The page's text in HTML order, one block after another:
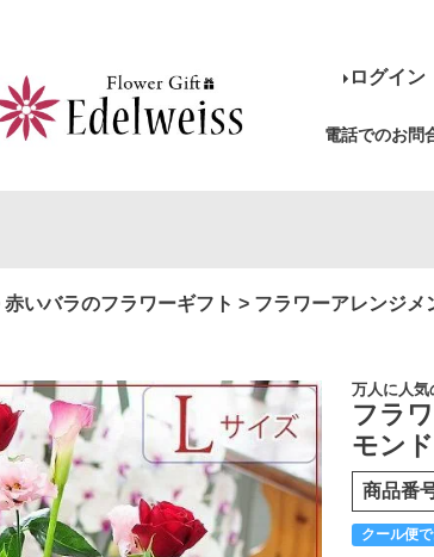
ログイン
電話でのお問
赤いバラのフラワーギフト フラワーアレンジメ
万人に人気
フラ
モン
商品番
クール便